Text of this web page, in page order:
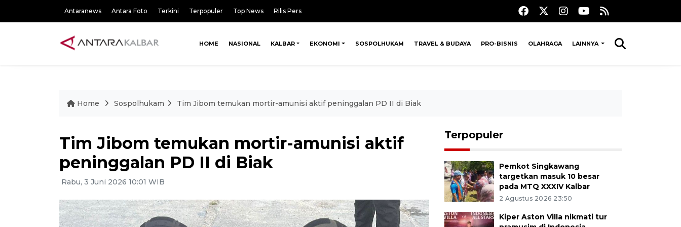
Antaranews Antara Foto Terkini Terpopuler Top News Rilis Pers
HOME NASIONAL KALBAR EKONOMI SOSPOLHUKAM TRAVEL & BUDAYA PRO-BISNIS OLAHRAGA LAINNYA
Home Sospolhukam Tim Jibom temukan mortir-amunisi aktif peninggalan PD II di Biak
Tim Jibom temukan mortir-amunisi aktif
peninggalan PD II di Biak
Rabu, 3 Juni 2026 10:01 WIB
Terpopuler
Pemkot Singkawang
targetkan masuk 10 besar
pada MTQ XXXIV Kalbar
2 Agustus 2026 23:50
Kiper Aston Villa nikmati tur